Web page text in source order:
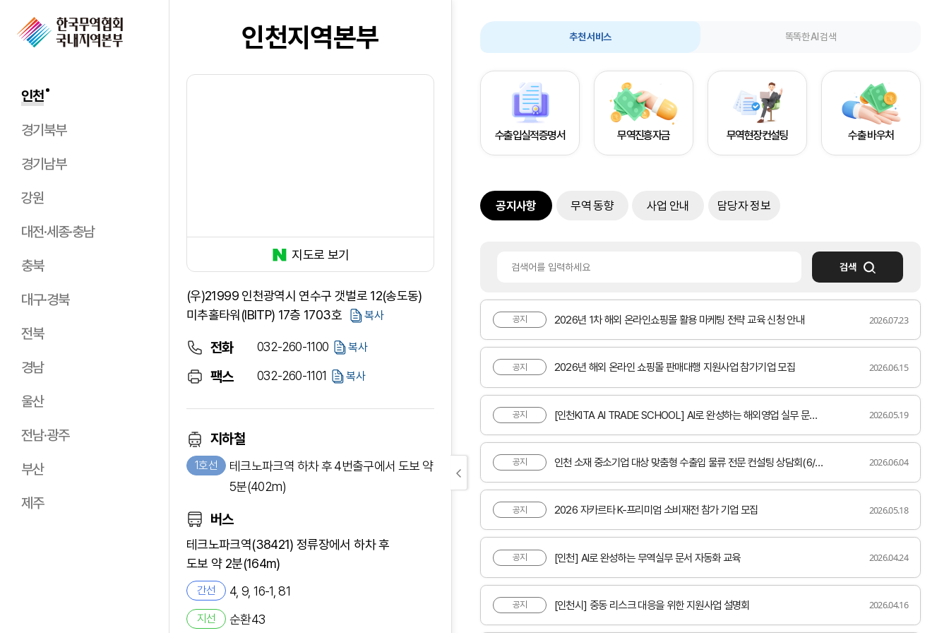
인천
경기북부
경기남부
강원
대전·세종·충남
충북
대구·경북
전북
경남
울산
전남·광주
부산
제주
인천지역본부
지도로 보기
(우)21999 인천광역시 연수구 갯벌로 12(송도동)
미추홀타워(IBITP) 17층 1703호
복사
전화 032-260-1100 복사
팩스 032-260-1101 복사
지하철
1호선
테크노파크역 하차 후 4번출구에서 도보 약
5분(402m)
버스
테크노파크역(38421) 정류장에서 하차 후
도보 약 2분(164m)
간선 4, 9, 16-1, 81
지선 순환43
추천 서비스 똑똑한 AI 검색
수출입실적증명서 무역진흥자금 무역현장컨설팅 수출 바우처
공지사항 무역 동향 사업 안내 담당자 정보
검색
공지 2026년 1차 해외 온라인쇼핑몰 활용 마케팅 전략 교육 신청 안내 2026.07.23
공지 2026년 해외 온라인 쇼핑몰 판매대행 지원사업 참가기업 모집 2026.06.15
공지 [인천KITA AI TRADE SCHOOL] AI로 완성하는 해외영업 실무 문서작성 교육 2026.05.19
공지 인천 소재 중소기업 대상 맞춤형 수출입 물류 전문 컨설팅 상담회(6/24) 2026.06.04
공지 2026 자카르타 K-프리미엄 소비재전 참가 기업 모집 2026.05.18
공지 [인천] AI로 완성하는 무역실무 문서 자동화 교육 2026.04.24
공지 [인천시] 중동 리스크 대응을 위한 지원사업 설명회 2026.04.16